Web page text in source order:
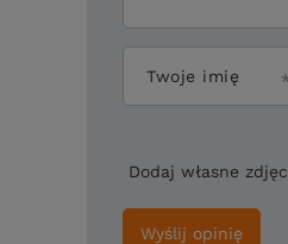
Twoje imię
Dodaj własne
Wyślij opinię